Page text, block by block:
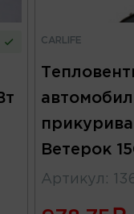
CARLIFE
Ветерок
Артикул :